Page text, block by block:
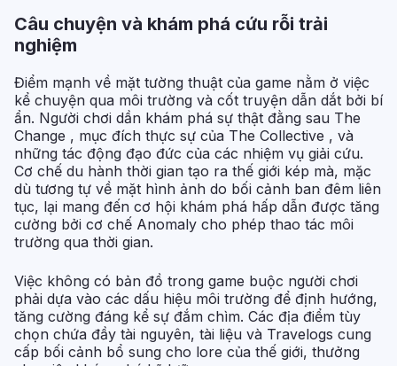
Câu chuyện và khám phá cứu rỗi trải
nghiệm
Điểm mạnh về mặt tường thuật của game nằm ở việc
kể chuyện qua môi trường và cốt truyện dẫn dắt bởi bí
ẩn. Người chơi dần khám phá sự thật đằng sau The
Change , mục đích thực sự của The Collective , và
những tác động đạo đức của các nhiệm vụ giải cứu.
Cơ chế du hành thời gian tạo ra thế giới kép mà, mặc
dù tương tự về mặt hình ảnh do bối cảnh ban đêm liên
tục, lại mang đến cơ hội khám phá hấp dẫn được tăng
cường bởi cơ chế Anomaly cho phép thao tác môi
trường qua thời gian.
Việc không có bản đồ trong game buộc người chơi
phải dựa vào các dấu hiệu môi trường để định hướng,
tăng cường đáng kể sự đắm chìm. Các địa điểm tùy
chọn chứa đầy tài nguyên, tài liệu và Travelogs cung
cấp bối cảnh bổ sung cho lore của thế giới, thưởng